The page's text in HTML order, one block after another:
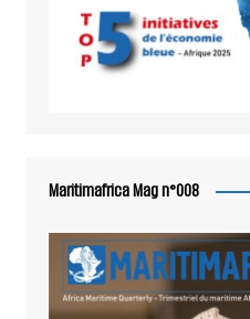
Maritimafrica Mag n°008